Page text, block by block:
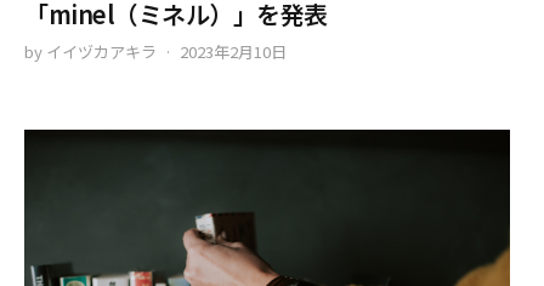
「minel（ミネル）」を発表
by イイヅカアキラ 2023年2月10日